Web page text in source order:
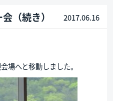
（続き） 2017.06.16
場へと移動しました。